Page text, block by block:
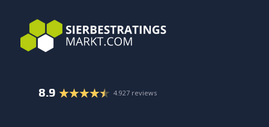
8.9 4.927 reviews